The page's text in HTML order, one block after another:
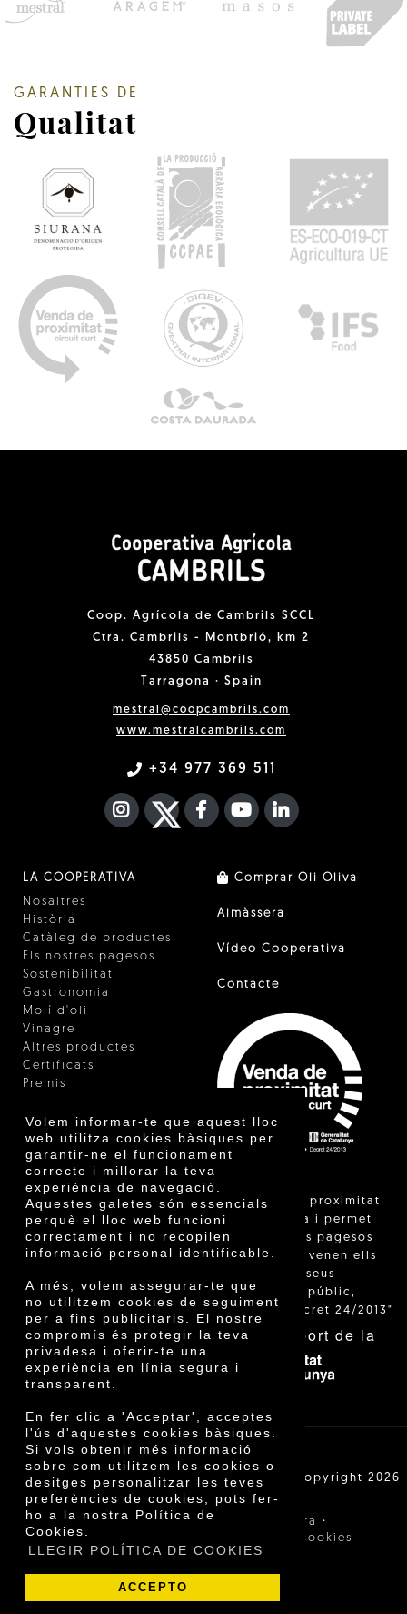
Volem informar-te que aquest lloc
web utilitza cookies bàsiques per
garantir-ne el funcionament
correcte i millorar la teva
experiència de navegació.
Aquestes galetes són essencials
perquè el lloc web funcioni
correctament i no recopilen
informació personal identificable.
A més, volem assegurar-te que
no utilitzem cookies de seguiment
per a fins publicitaris. El nostre
compromís és protegir la teva
privadesa i oferir-te una
experiència en línia segura i
transparent.
En fer clic a 'Acceptar', acceptes
l'ús d'aquestes cookies bàsiques.
Si vols obtenir més informació
sobre com utilitzem les cookies o
desitges personalitzar les teves
preferències de cookies, pots fer-
ho a la nostra Política de
Cookies.
LLEGIR POLÍTICA DE COOKIES
ACCEPTO
GARANTIES DE
Qualitat
Coop. Agrícola de Cambrils SCCL
Ctra. Cambrils - Montbrió, km 2
43850 Cambrils
Tarragona · Spain
mestral@coopcambrils.com
www.mestralcambrils.com
+34 977 369 511
INSTAGRAM
TWITTER
FACEBOOK F
YOUTUBEFA LINKEDIN
LA COOPERATIVA
Nosaltres
Història
Catàleg de productes
Els nostres pagesos
Sostenibilitat
Gastronomia
Molí d'oli
Vinagre
Altres productes
Certificats
Premis
Comprar Oli Oliva
Almàssera
Vídeo Cooperativa
Contacte
"La venda de proximitat
està regulada i permet
identificar els pagesos
catalans que venen ells
mateixos els seus
productes al públic,
segons el Decret 24/2013"
Amb el suport de la
Cooperativa Agrícola de Cambrils SCCL | Copyright 2026
Avís legal · Condicions de compra ·
Política de privacitat Política de cookies